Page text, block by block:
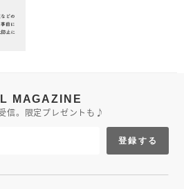
MAGAZINE
信。限定プレゼントも♪
登録する